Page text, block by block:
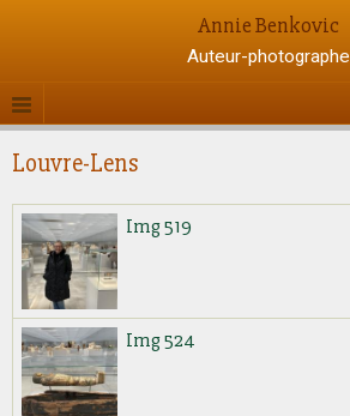
Annie Benkovic
Auteur-photographe
Louvre-Lens
Img 519
Img 524